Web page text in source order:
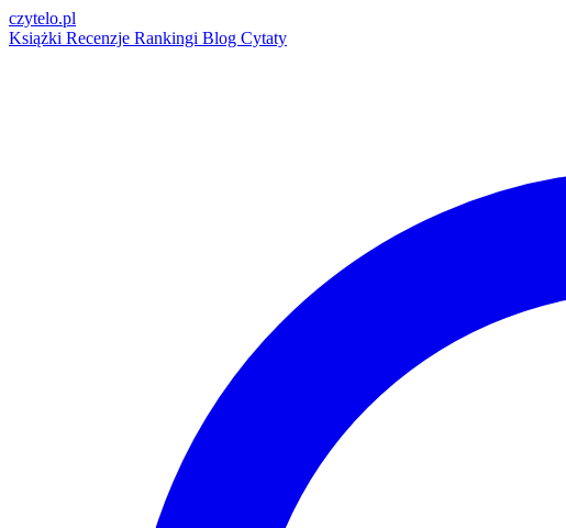
czytelo.pl
Książki Recenzje Rankingi Blog Cytaty